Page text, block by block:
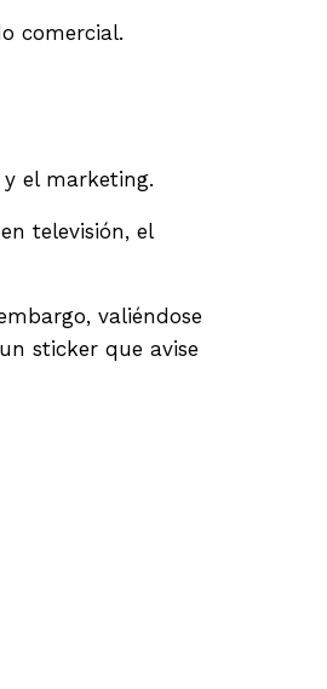
comercial.
el marketing.
televisión, el
valiéndose
sticker que avise